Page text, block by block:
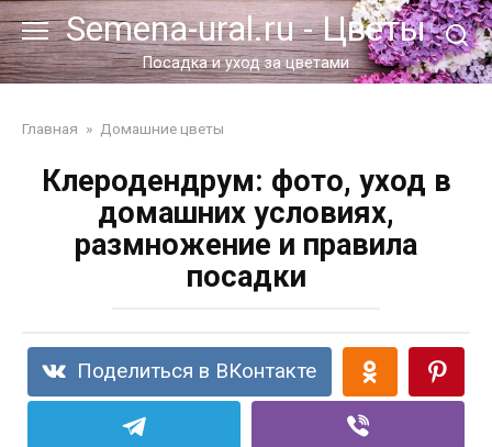
Перейти
к
контенту
Semena-ural.ru - Цветы
Посадка и уход за цветами
Главная » Домашние цветы
Клеродендрум: фото, уход в
домашних условиях,
размножение и правила
посадки
Поделиться в ВКонтакте